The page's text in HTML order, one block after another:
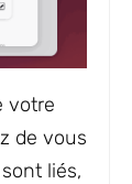
votre
de vous
liés,